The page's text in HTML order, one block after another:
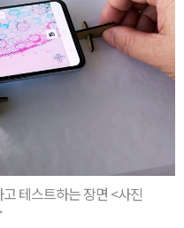
테스트하는 장면 <사진